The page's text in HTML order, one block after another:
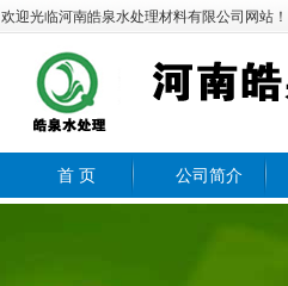
欢迎光临河南皓泉水处理材料有限公司网站！
首 页 公司简介